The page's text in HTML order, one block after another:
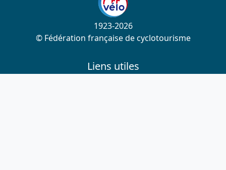
1923-2026
© Fédération française de cyclotourisme
Liens utiles